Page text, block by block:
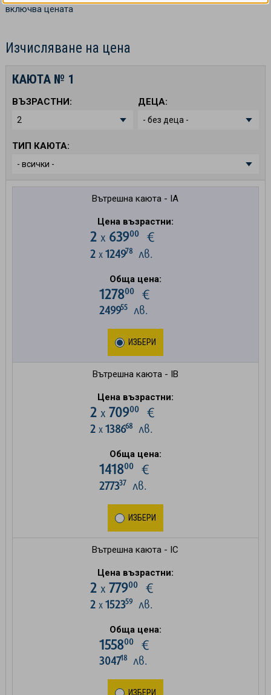
включва цената
Изчисляване на цена
КАЮТА № 1
ВЪЗРАСТНИ: ДЕЦА:
ТИП КАЮТА:
Вътрешна каюта - IA
Цена възрастни:
2 х 63900€
2 х 124978лв.
Обща цена:
127800€
249955лв.
ИЗБЕРИ
Вътрешна каюта - IB
Цена възрастни:
2 х 70900€
2 х 138668лв.
Обща цена:
141800€
277337лв.
ИЗБЕРИ
Вътрешна каюта - IC
Цена възрастни:
2 х 77900€
2 х 152359лв.
Обща цена:
155800€
304718лв.
ИЗБЕРИ